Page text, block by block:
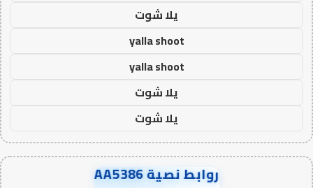
يلا شوت
yalla shoot
yalla shoot
يلا شوت
يلا شوت
روابط نصية AA5386